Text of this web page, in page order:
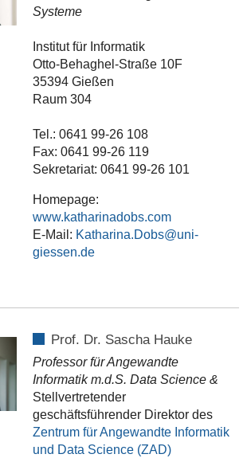
Systeme
Institut für Informatik
Otto-Behaghel-Straße 10F
35394 Gießen
Raum 304
Tel.: 0641 99-26 108
Fax: 0641 99-26 119
Sekretariat: 0641 99-26 101
Homepage:
www.katharinadobs.com
E-Mail: Katharina.Dobs
Prof. Dr. Sascha Hauke
Professor für Angewandte
Informatik m.d.S. Data Science &
Stellvertretender
geschäftsführender Direktor des
Zentrum für Angewandte Informatik
und Data Science (ZAD)